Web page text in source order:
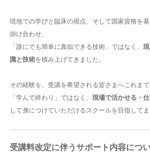
現地での学びと臨床の視点、そして国家資格を
掛け合わせ、
「誰にでも簡単に真似できる技術」ではなく、
識と技術を積み上げてきました。
その経験を、受講を希望される皆さまへこれまで
「学んで終わり」ではなく、 現場で活かせる・
して身につけていただけるスクールを目指してま
受講料改定に伴うサポート内容につ